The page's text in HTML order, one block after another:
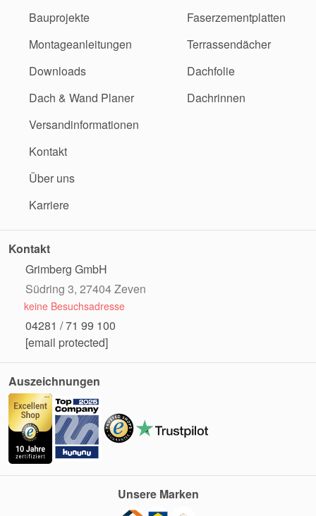
Bauprojekte
Montageanleitungen
Downloads
Dach & Wand Planer
Versandinformationen
Kontakt
Über uns
Karriere
Faserzementplatten
Terrassendächer
Dachfolie
Dachrinnen
Kontakt
Grimberg GmbH
Südring 3, 27404 Zeven
keine Besuchsadresse
04281 / 71 99 100
[email protected]
Auszeichnungen
Unsere Marken